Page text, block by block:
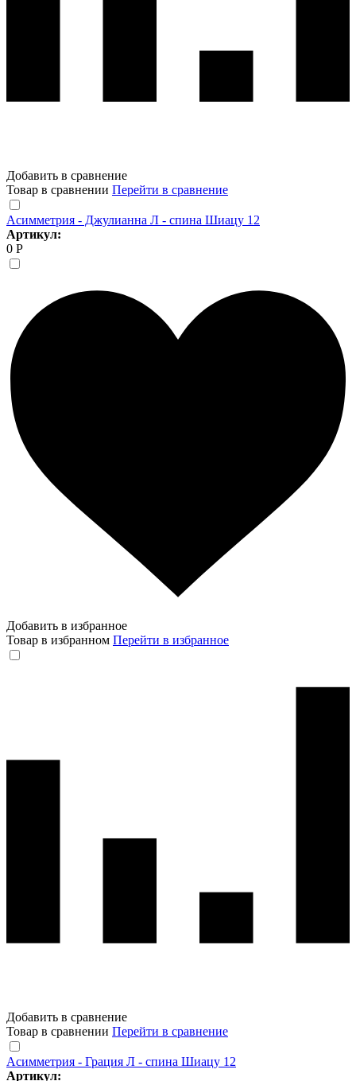
Добавить в сравнение
Товар в сравнении Перейти в сравнение
Асимметрия - Джулианна Л - спина Шиацу 12
Артикул:
0 Р
Добавить в избранное
Товар в избранном Перейти в избранное
Добавить в сравнение
Товар в сравнении Перейти в сравнение
Асимметрия - Грация Л - спина Шиацу 12
Артикул: